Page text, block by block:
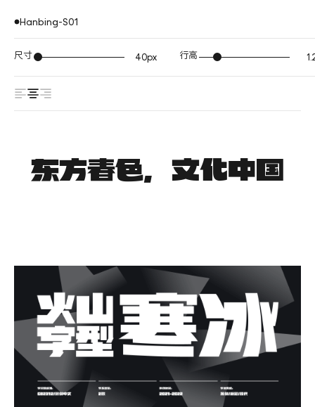
Hanbing-S01
尺寸 40px 行高
东方春色，文化中国